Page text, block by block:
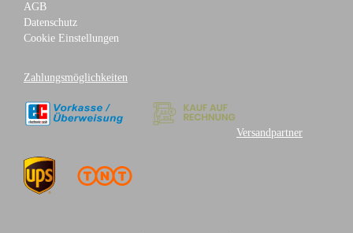
AGB
Datenschutz
Cookie Einstellungen
Zahlungsmöglichkeiten
Versandpartner